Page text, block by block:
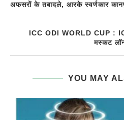
अफसरों के तबादले, आरके स्वर्णकार
ICC ODI WORLD CUP :
मस्कट
YOU MAY